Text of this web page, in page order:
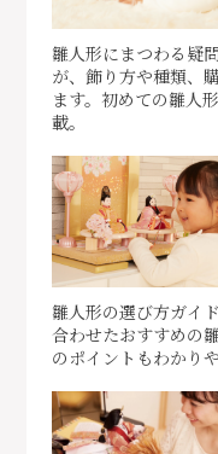
雛人形にまつわる疑
が、飾り方や種類、
ます。初めての雛人
載。
雛人形の選び方ガイ
合わせたおすすめの
のポイントもわかり